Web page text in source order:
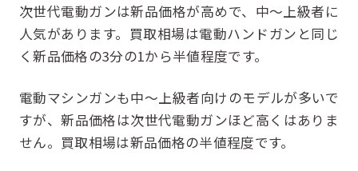
次世代電動ガンは新品価格が高めで、中～上級者に
人気があります。買取相場は電動ハンドガンと同じ
く新品価格の3分の1から半値程度です。
電動マシンガンも中～上級者向けのモデルが多いで
すが、新品価格は次世代電動ガンほど高くはありま
せん。買取相場は新品価格の半値程度です。